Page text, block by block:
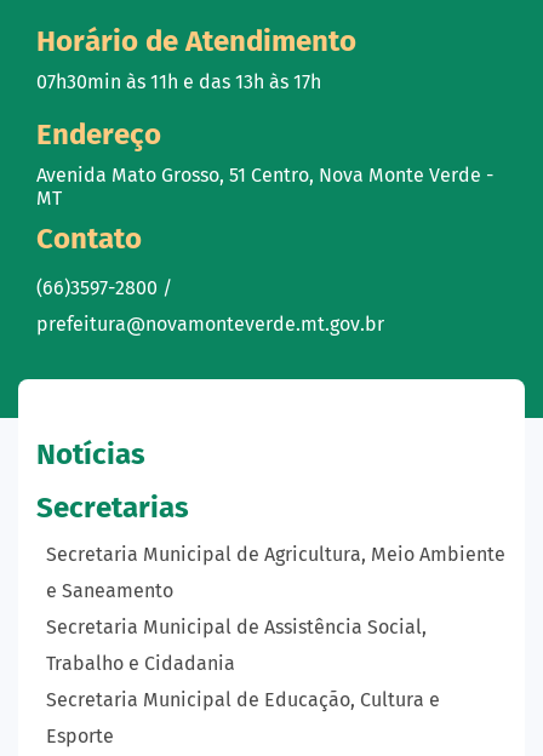
Horário de Atendimento
07h30min às 11h e das 13h às 17h
Endereço
Avenida Mato Grosso, 51 Centro, Nova Monte Verde -
MT
Contato
(66)3597-2800 /
prefeitura@novamonteverde.mt.gov.br
Notícias
Secretarias
Secretaria Municipal de Agricultura, Meio Ambiente
e Saneamento
Secretaria Municipal de Assistência Social,
Trabalho e Cidadania
Secretaria Municipal de Educação, Cultura e
Esporte